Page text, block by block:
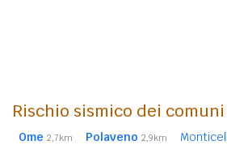
Rischio sismico dei
Ome 2,7km Polaveno 2,9km